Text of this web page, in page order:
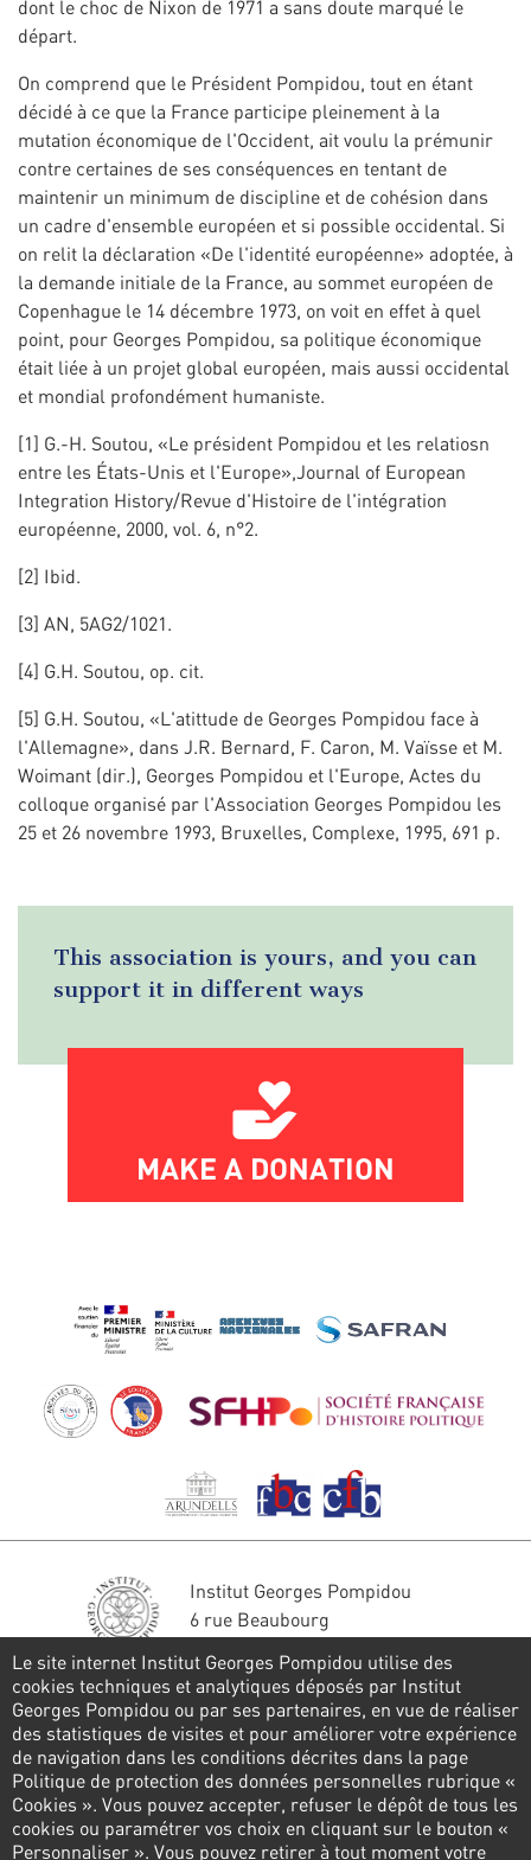
dont le choc de Nixon de 1971 a sans doute marqué le
départ.
On comprend que le Président Pompidou, tout en étant
décidé à ce que la France participe pleinement à la
mutation économique de l'Occident, ait voulu la prémunir
contre certaines de ses conséquences en tentant de
maintenir un minimum de discipline et de cohésion dans
un cadre d'ensemble européen et si possible occidental. Si
on relit la déclaration «De l'identité européenne» adoptée, à
la demande initiale de la France, au sommet européen de
Copenhague le 14 décembre 1973, on voit en effet à quel
point, pour Georges Pompidou, sa politique économique
était liée à un projet global européen, mais aussi occidental
et mondial profondément humaniste.
[1] G.-H. Soutou, «Le président Pompidou et les relatiosn
entre les États-Unis et l'Europe»,Journal of European
Integration History/Revue d'Histoire de l'intégration
européenne, 2000, vol. 6, n°2.
[2] Ibid.
[3] AN, 5AG2/1021.
[4] G.H. Soutou, op. cit.
[5] G.H. Soutou, «L'atittude de Georges Pompidou face à
l'Allemagne», dans J.R. Bernard, F. Caron, M. Vaïsse et M.
Woimant (dir.), Georges Pompidou et l'Europe, Actes du
colloque organisé par l'Association Georges Pompidou les
25 et 26 novembre 1993, Bruxelles, Complexe, 1995, 691 p.
This association is yours, and you can
support it in different ways
MAKE A DONATION
Institut Georges Pompidou
6 rue Beaubourg
Tél. : 01 44 78 41 22
Stay in touch
CONTACT FORM
Follow us
Le site internet Institut Georges Pompidou utilise des
cookies techniques et analytiques déposés par Institut
Georges Pompidou ou par ses partenaires, en vue de réaliser
des statistiques de visites et pour améliorer votre expérience
de navigation dans les conditions décrites dans la page
Politique de protection des données personnelles rubrique «
Cookies ». Vous pouvez accepter, refuser le dépôt de tous les
cookies ou paramétrer vos choix en cliquant sur le bouton «
Personnaliser ». Vous pouvez retirer à tout moment votre